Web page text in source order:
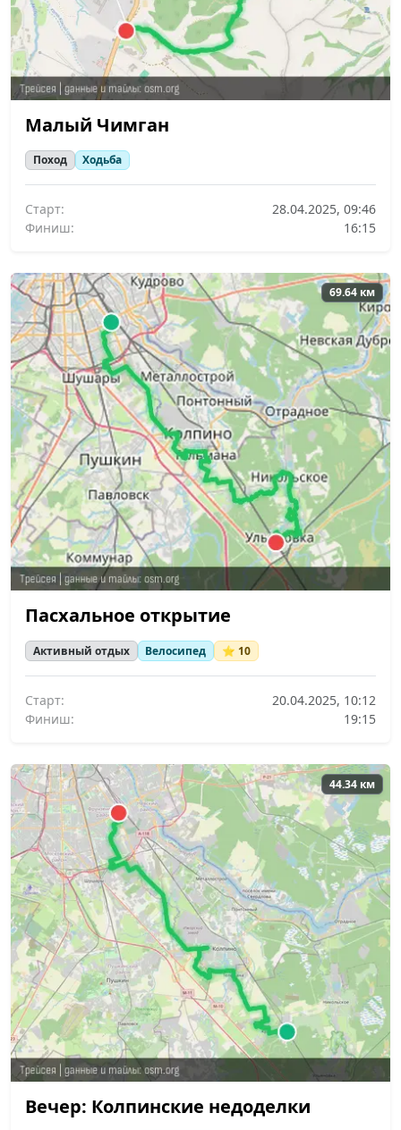
Малый Чимган
Поход Ходьба
Старт:
28.04.2025, 09:46
Финиш:
16:15
69.64 км
Пасхальное открытие
Активный отдых Велосипед ⭐ 10
Старт:
20.04.2025, 10:12
Финиш:
19:15
44.34 км
Вечер: Колпинские недоделки